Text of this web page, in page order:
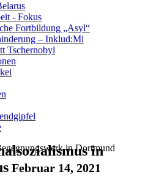
- Fokus
Fortbildung „Asyl“
– Inklud:Mi
Tschernobyl
in Dortmund
in
Februar 14, 2021